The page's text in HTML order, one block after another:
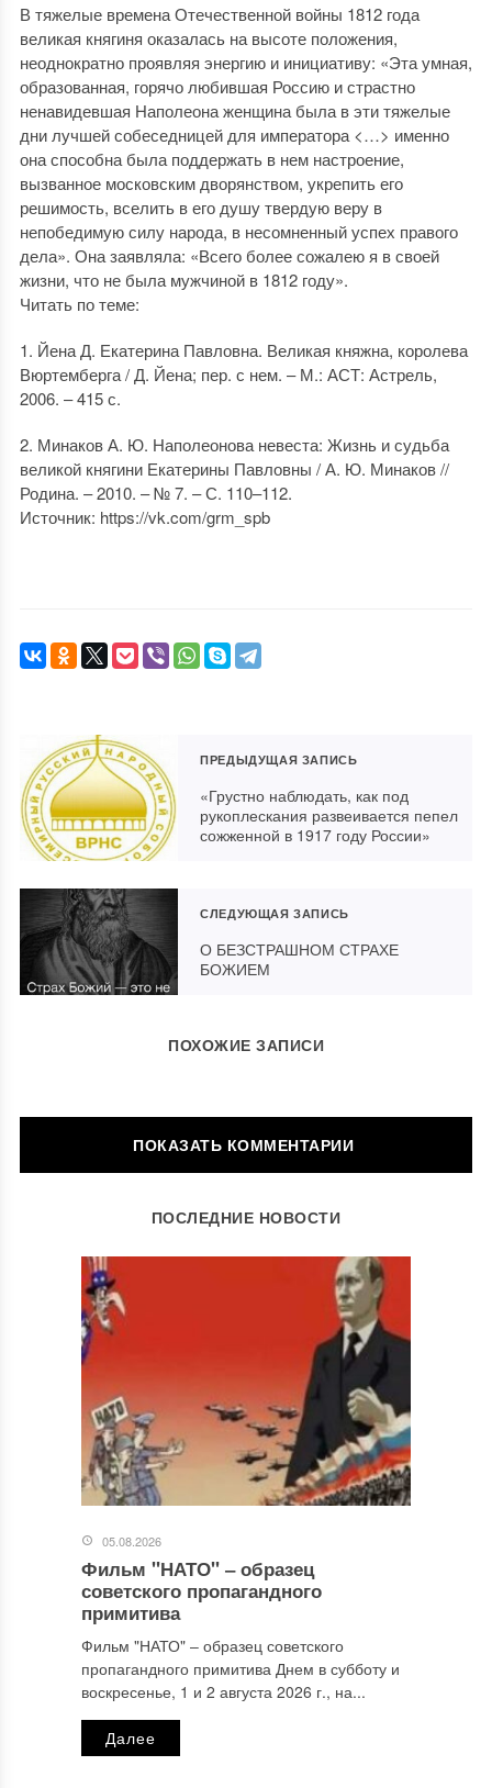
В тяжелые времена Отечественной войны 1812 года
великая княгиня оказалась на высоте положения,
неоднократно проявляя энергию и инициативу: «Эта умная,
образованная, горячо любившая Россию и страстно
ненавидевшая Наполеона женщина была в эти тяжелые
дни лучшей собеседницей для императора <…> именно
она способна была поддержать в нем настроение,
вызванное московским дворянством, укрепить его
решимость, вселить в его душу твердую веру в
непобедимую силу народа, в несомненный успех правого
дела». Она заявляла: «Всего более сожалею я в своей
жизни, что не была мужчиной в 1812 году».
Читать по теме:
1. Йена Д. Екатерина Павловна. Великая княжна, королева
Вюртемберга / Д. Йена; пер. с нем. – М.: АСТ: Астрель,
2006. – 415 с.
2. Минаков А. Ю. Наполеонова невеста: Жизнь и судьба
великой княгини Екатерины Павловны / А. Ю. Минаков //
Родина. – 2010. – № 7. – С. 110–112.
Источник: https://vk.com/grm_spb
ПРЕДЫДУЩАЯ ЗАПИСЬ
«Грустно наблюдать, как под
рукоплескания развеивается пепел
сожженной в 1917 году России»
СЛЕДУЮЩАЯ ЗАПИСЬ
О БЕЗСТРАШНОМ СТРАХЕ
БОЖИЕМ
ПОХОЖИЕ ЗАПИСИ
ОСТАВИТЬ КОММЕНТАРИЙ
Комментарий*
ПОСЛЕДНИЕ НОВОСТИ
05.08.2026
Фильм "НАТО" ‒ образец
советского пропагандного
примитива
Фильм "НАТО" ‒ образец советского
пропагандного примитива Днем в субботу и
воскресенье, 1 и 2 августа 2026 г., на...
Далее